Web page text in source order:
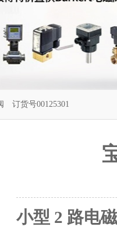
订货号00125301
小型 2 路电